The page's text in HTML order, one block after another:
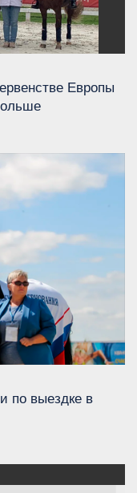
Европы
по выездке в